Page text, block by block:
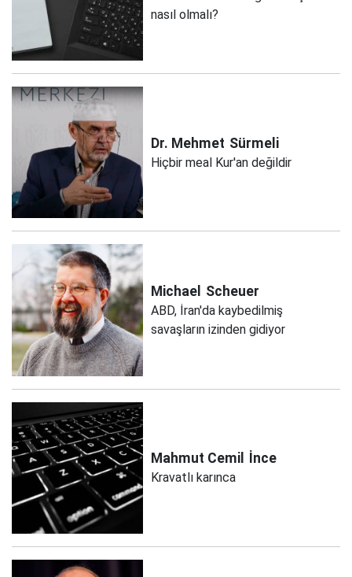
nasıl olmalı?
Dr. Mehmet Sürmeli
Hiçbir meal Kur'an değildir
Michael Scheuer
ABD, İran'da kaybedilmiş
savaşların izinden gidiyor
Mahmut Cemil İnce
Kravatlı karınca